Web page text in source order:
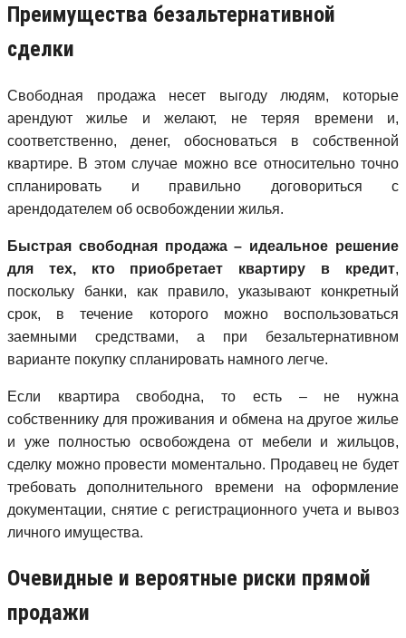
Преимущества безальтернативной
сделки
Свободная продажа несет выгоду людям, которые
арендуют жилье и желают, не теряя времени и,
соответственно, денег, обосноваться в собственной
квартире. В этом случае можно все относительно точно
спланировать и правильно договориться с
арендодателем об освобождении жилья.
Быстрая свободная продажа – идеальное решение
для тех, кто приобретает квартиру в кредит,
поскольку банки, как правило, указывают конкретный
срок, в течение которого можно воспользоваться
заемными средствами, а при безальтернативном
варианте покупку спланировать намного легче.
Если квартира свободна, то есть – не нужна
собственнику для проживания и обмена на другое жилье
и уже полностью освобождена от мебели и жильцов,
сделку можно провести моментально. Продавец не будет
требовать дополнительного времени на оформление
документации, снятие с регистрационного учета и вывоз
личного имущества.
Очевидные и вероятные риски прямой
продажи